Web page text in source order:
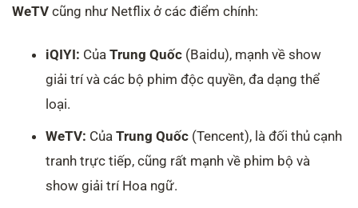
WeTV cũng như Netflix ở các điểm chính:
iQIYI: CủaTrung Quốc (Baidu), mạnh về show
giải trí và các bộ phim độc quyền, đa dạng thể
loại.
WeTV: CủaTrung Quốc (Tencent), là đối thủ cạnh
tranh trực tiếp, cũng rất mạnh về phim bộ và
show giải trí Hoa ngữ.